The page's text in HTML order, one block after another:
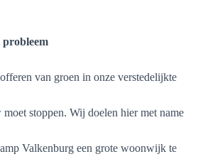
probleem
van groen in onze verstedelijkte
stoppen. Wij doelen hier met name
Valkenburg een grote woonwijk te